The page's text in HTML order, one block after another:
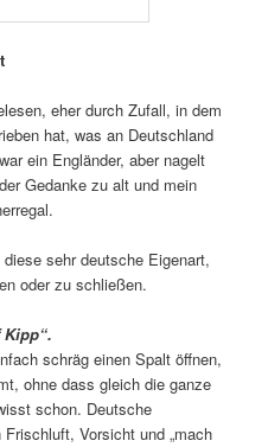
eher durch Zufall, in dem
hat, was an Deutschland
ein Engländer, aber nagelt
Gedanke zu alt und mein
sehr deutsche Eigenart,
oder zu schließen.
Kipp“.
schräg einen Spalt öffnen,
ohne dass gleich die ganze
schon. Deutsche
Vorsicht und „mach